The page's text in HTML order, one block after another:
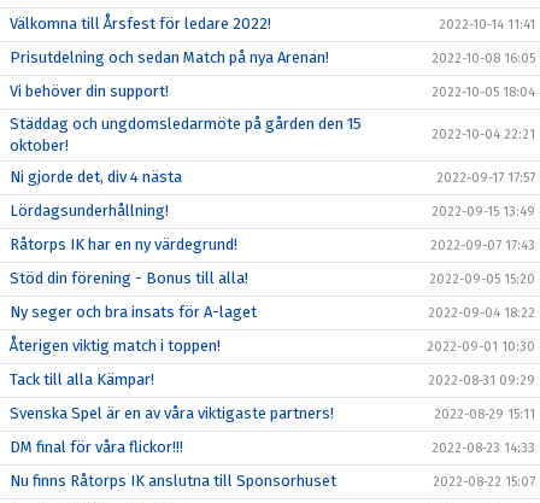
Välkomna till Årsfest för ledare 2022! 2022-10-14 11:41
Prisutdelning och sedan Match på nya Arenan! 2022-10-08 16:05
Vi behöver din support! 2022-10-05 18:04
Städdag och ungdomsledarmöte på gården den 15
oktober!
2022-10-04 22:21
Ni gjorde det, div 4 nästa 2022-09-17 17:57
Lördagsunderhållning! 2022-09-15 13:49
Råtorps IK har en ny värdegrund! 2022-09-07 17:43
Stöd din förening - Bonus till alla! 2022-09-05 15:20
Ny seger och bra insats för A-laget 2022-09-04 18:22
Återigen viktig match i toppen! 2022-09-01 10:30
Tack till alla Kämpar! 2022-08-31 09:29
Svenska Spel är en av våra viktigaste partners! 2022-08-29 15:11
DM final för våra flickor!!! 2022-08-23 14:33
Nu finns Råtorps IK anslutna till Sponsorhuset 2022-08-22 15:07